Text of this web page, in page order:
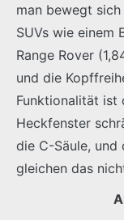
man bewegt
SUVs wie einem
Range Rover
und die
Funktionalität ist
Heckfenster
die C-Säule, und
gleichen das